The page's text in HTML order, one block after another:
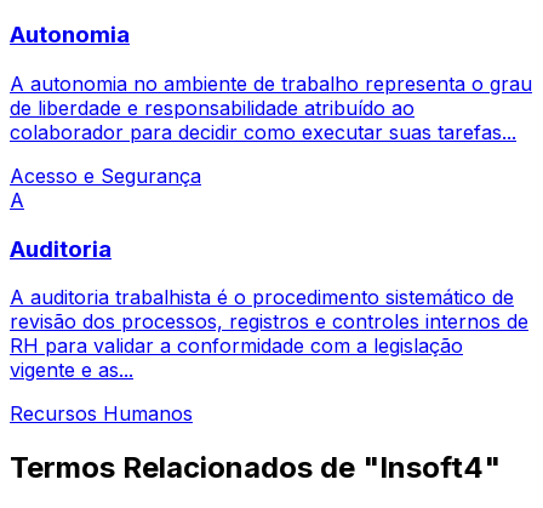
Autonomia
A autonomia no ambiente de trabalho representa o grau
de liberdade e responsabilidade atribuído ao
colaborador para decidir como executar suas tarefas...
Acesso e Segurança
A
Auditoria
A auditoria trabalhista é o procedimento sistemático de
revisão dos processos, registros e controles internos de
RH para validar a conformidade com a legislação
vigente e as...
Recursos Humanos
Termos Relacionados de "Insoft4"